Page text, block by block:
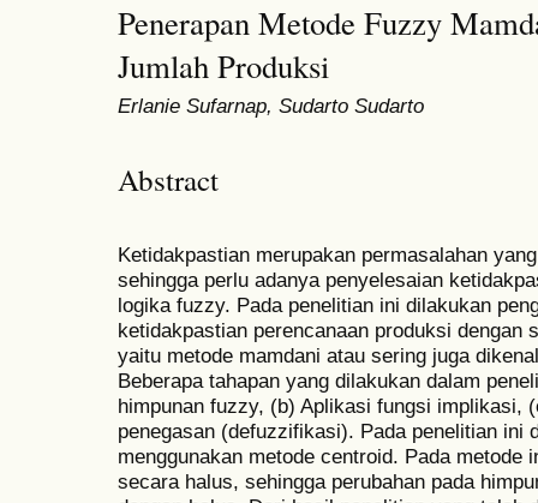
Penerapan Metode Fuzzy
Jumlah Produksi
Erlanie Sufarnap, Sudarto Sudarto
Abstract
Ketidakpastian merupakan permasalahan
sehingga perlu adanya penyelesaian
logika fuzzy. Pada penelitian ini dilakukan
ketidakpastian perencanaan produksi dengan
yaitu metode mamdani atau sering juga
Beberapa tahapan yang dilakukan dalam
himpunan fuzzy, (b) Aplikasi fungsi implikasi,
penegasan (defuzzifikasi). Pada penelitian ini
menggunakan metode centroid. Pada
secara halus, sehingga perubahan pada